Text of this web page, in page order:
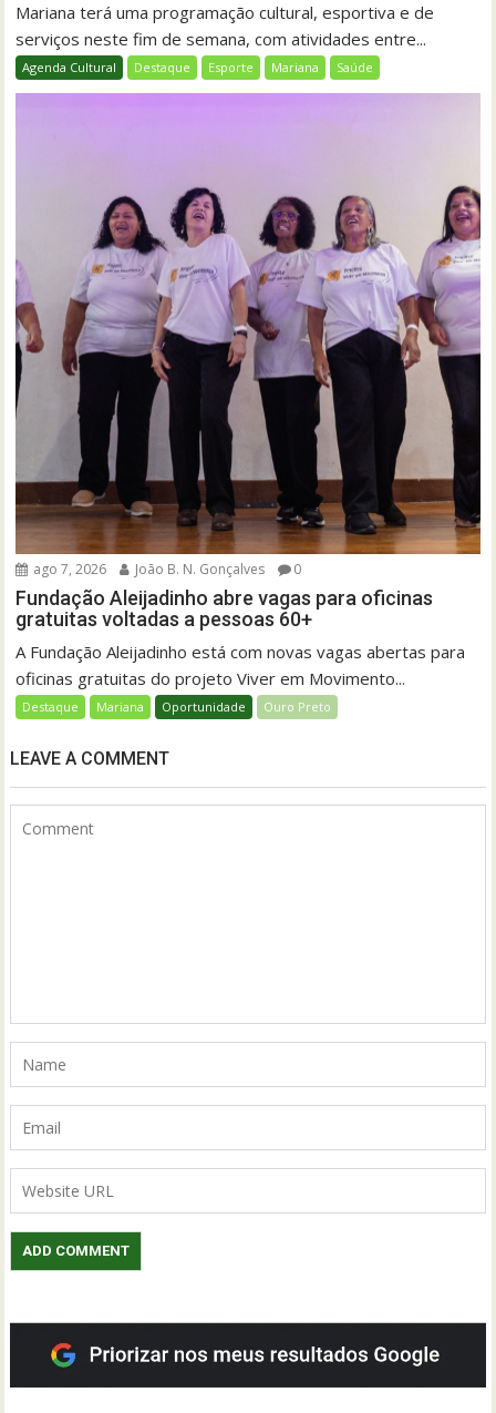
Mariana terá uma programação cultural, esportiva e de
serviços neste fim de semana, com atividades entre...
Agenda Cultural Destaque Esporte Mariana Saúde
ago 7, 2026 João B. N. Gonçalves 0
Fundação Aleijadinho abre vagas para oficinas
gratuitas voltadas a pessoas 60+
A Fundação Aleijadinho está com novas vagas abertas para
oficinas gratuitas do projeto Viver em Movimento...
Destaque Mariana Oportunidade Ouro Preto
LEAVE A COMMENT